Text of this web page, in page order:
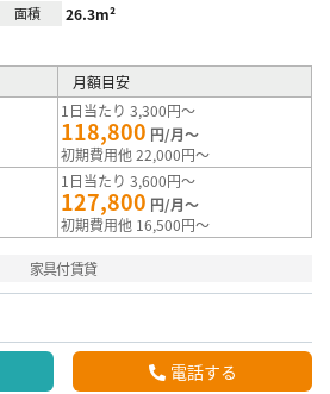
面積 26.3m²
月額目安
1日当たり 3,300円～
118,800 円/月～
初期費用他 22,000円～
1日当たり 3,600円～
127,800 円/月～
初期費用他 16,500円～
家具付賃貸
電話する